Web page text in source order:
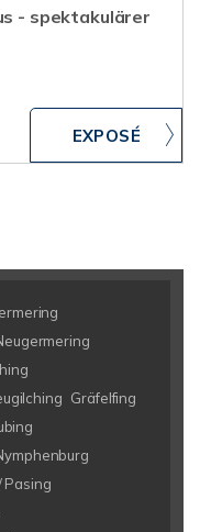
- spektakulärer
Gräfelfing
Pasing